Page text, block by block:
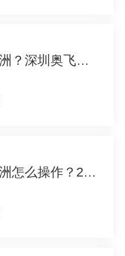
淘宝血拼后怎么寄澳洲？深圳奥飞货运一站搞定
淘宝网购商品集运澳洲怎么操作？2026年靠谱集运服务商力荐